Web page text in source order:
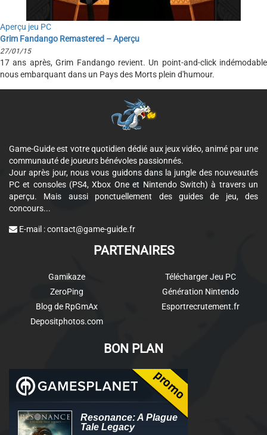
Aperçu jeu PC
Grim Fandango Remastered – Aperçu
27/01/15
17 ans après, Grim Fandango revient. Un point-and-click indémodable
nous embarquant dans un Pays des Morts plein d'humour.
Game-Guide est votre quotidien dédié aux jeux vidéo, animé par une
communauté de joueurs bénévoles passionnés.
Jour après jour, nous vous guidons dans la jungle des nouveautés
PC et consoles (PS4, Xbox One et Nintendo Switch) à travers un
aperçu. Mais aussi ponctuellement des guides de jeu, des
concours...
E-mail :contact@game-guide.fr
PARTENAIRES
Gamikaze
ZeroPing
Blog de RpGmAx
Depositphotos.com
Télécharger Jeu PC
Génération Nintendo
Esportrecrutement.fr
BON PLAN